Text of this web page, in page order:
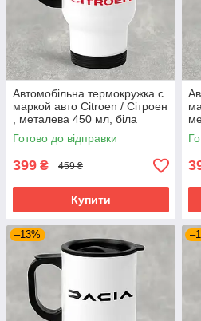
Автомобільна термокружка с
маркой авто Citroen / Сітроен
, металева 450 мл, біла
Готово до відправки
399 ₴ 459 ₴
Купити
–13%